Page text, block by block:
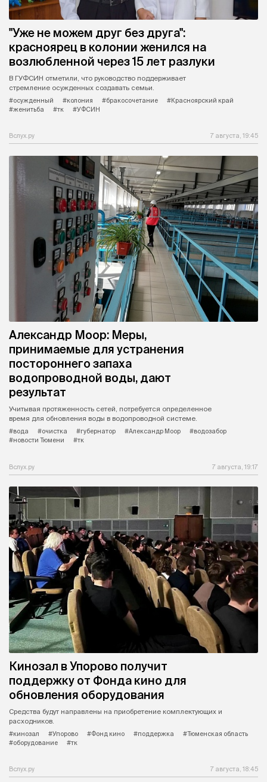
"Уже не можем друг без друга":
красноярец в колонии женился на
возлюбленной через 15 лет разлуки
В ГУФСИН отметили, что руководство поддерживает
стремление осужденных создавать семьи.
#осужденный
#колония #бракосочетание
#Красноярский край
#женитьба
#тк #УФСИН
Вслух.ру 7 августа, 19:45
Александр Моор: Меры,
принимаемые для устранения
постороннего запаха
водопроводной воды, дают
результат
Учитывая протяженность сетей, потребуется определенное
время для обновления воды в водопроводной системе.
#вода
#очистка #губернатор #Александр Моор
#водозабор
#новости Тюмени
#тк
Вслух.ру 7 августа, 19:17
Кинозал в Упорово получит
поддержку от Фонда кино для
обновления оборудования
Средства будут направлены на приобретение комплектующих и
расходников.
#кинозал
#Упорово #Фонд кино #поддержка
#Тюменская область
#оборудование
#тк
Вслух.ру 7 августа, 18:45